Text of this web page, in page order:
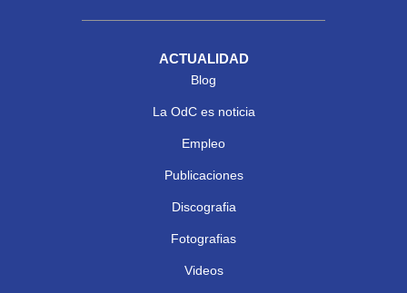
ACTUALIDAD
Blog
La OdC es noticia
Empleo
Publicaciones
Discografia
Fotografias
Videos